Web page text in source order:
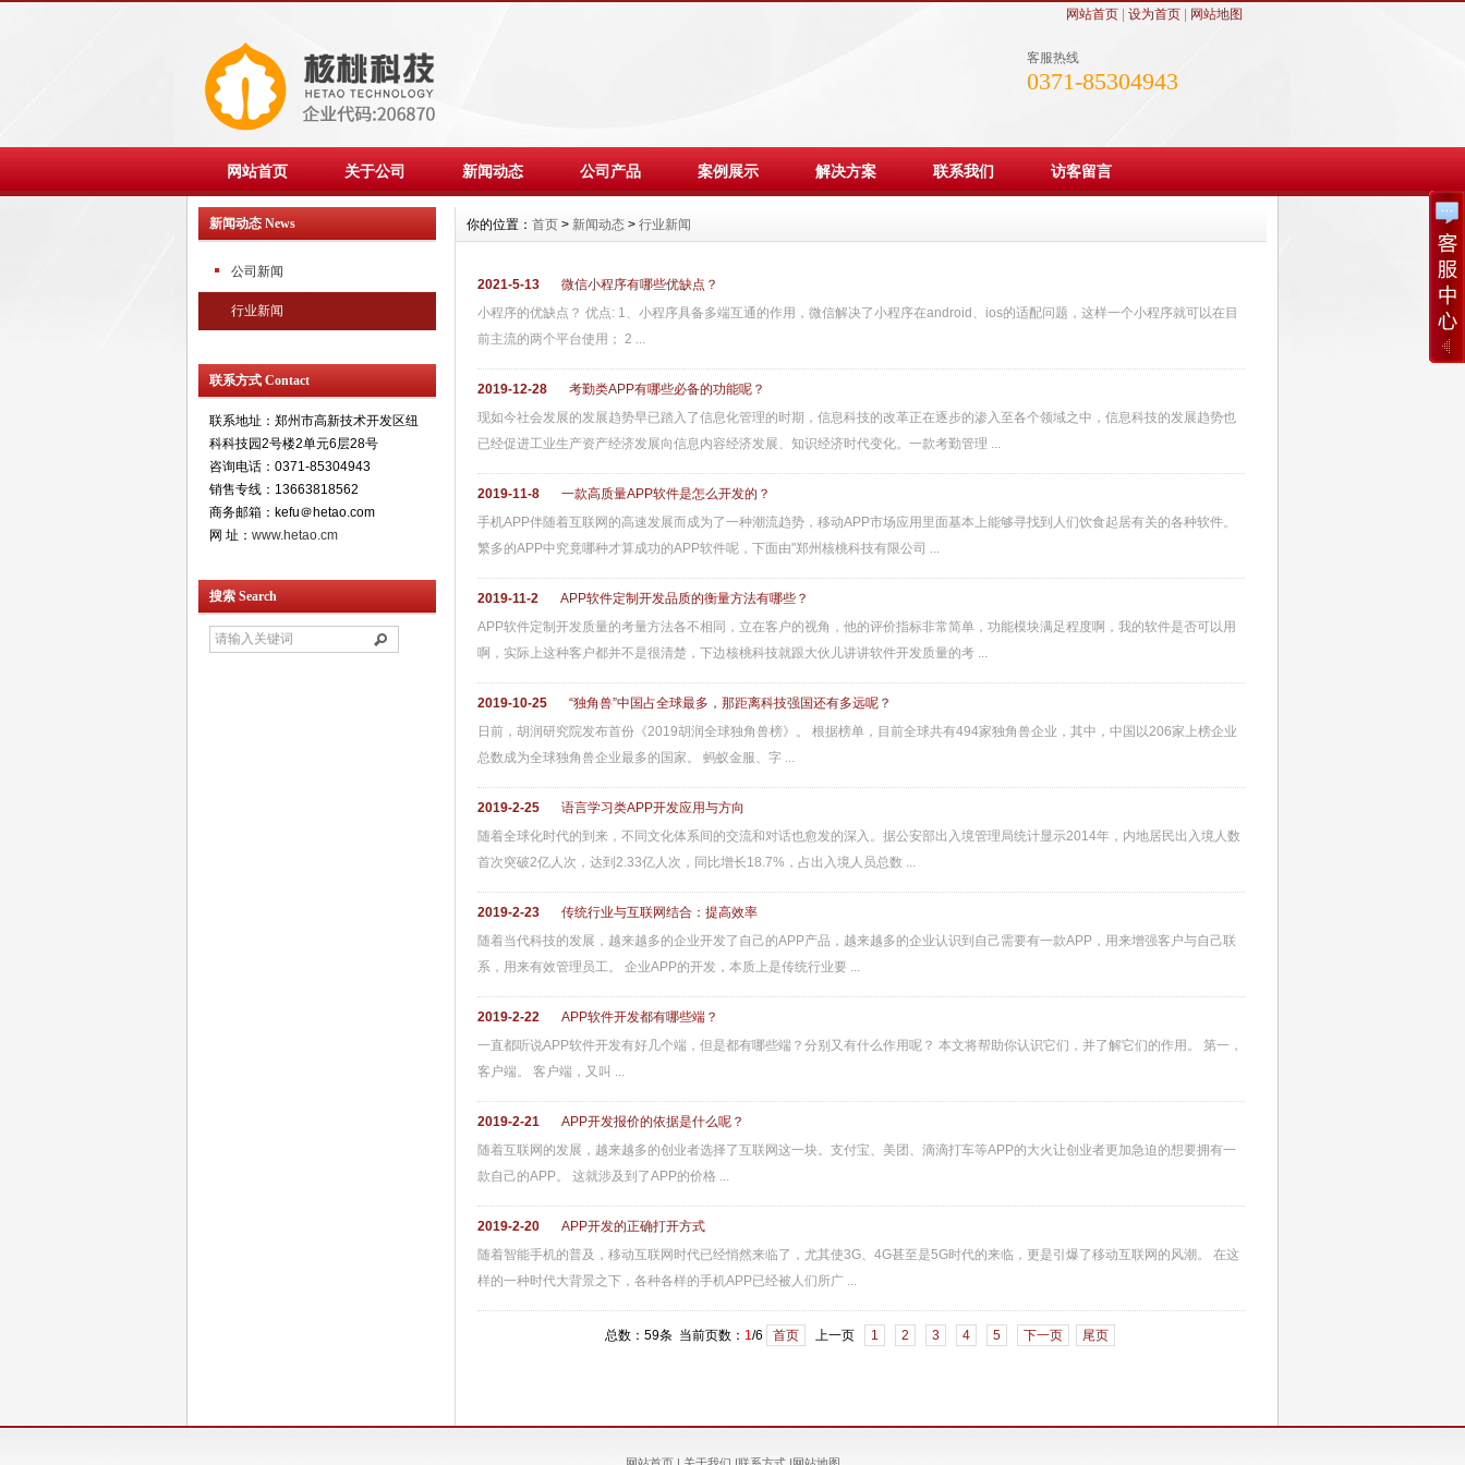
网站首页| 设为首页| 网站地图
客服热线
0371-85304943
网站首页 关于公司 新闻动态 公司产品 案例展示 解决方案 联系我们 访客留言
新闻动态 News
公司新闻
行业新闻
联系方式 Contact
联系地址：郑州市高新技术开发区纽
科科技园2号楼2单元6层28号
咨询电话：0371-85304943
销售专线：13663818562
商务邮箱：kefu＠hetao.com
网 址： www.hetao.cm
搜索 Search
你的位置： 首页 > 新闻动态 > 行业新闻
2021-5-13
微信小程序有哪些优缺点？
小程序的优缺点？ 优点: 1、小程序具备多端互通的作用，微信解决了小程序在android、ios的适配问题，这样一个小程序就可以在目
前主流的两个平台使用； 2 ...
2019-12-28
考勤类APP有哪些必备的功能呢？
现如今社会发展的发展趋势早已踏入了信息化管理的时期，信息科技的改革正在逐步的渗入至各个领域之中，信息科技的发展趋势也
已经促进工业生产资产经济发展向信息内容经济发展、知识经济时代变化。一款考勤管理 ...
2019-11-8
一款高质量APP软件是怎么开发的？
手机APP伴随着互联网的高速发展而成为了一种潮流趋势，移动APP市场应用里面基本上能够寻找到人们饮食起居有关的各种软件。
繁多的APP中究竟哪种才算成功的APP软件呢，下面由"郑州核桃科技有限公司 ...
2019-11-2
APP软件定制开发品质的衡量方法有哪些？
APP软件定制开发质量的考量方法各不相同，立在客户的视角，他的评价指标非常简单，功能模块满足程度啊，我的软件是否可以用
啊，实际上这种客户都并不是很清楚，下边核桃科技就跟大伙儿讲讲软件开发质量的考 ...
2019-10-25
“独角兽”中国占全球最多，那距离科技强国还有多远呢？
日前，胡润研究院发布首份《2019胡润全球独角兽榜》。 根据榜单，目前全球共有494家独角兽企业，其中，中国以206家上榜企业
总数成为全球独角兽企业最多的国家。 蚂蚁金服、字 ...
2019-2-25
语言学习类APP开发应用与方向
随着全球化时代的到来，不同文化体系间的交流和对话也愈发的深入。据公安部出入境管理局统计显示2014年，内地居民出入境人数
首次突破2亿人次，达到2.33亿人次，同比增长18.7%，占出入境人员总数 ...
2019-2-23
传统行业与互联网结合：提高效率
随着当代科技的发展，越来越多的企业开发了自己的APP产品，越来越多的企业认识到自己需要有一款APP，用来增强客户与自己联
系，用来有效管理员工。 企业APP的开发，本质上是传统行业要 ...
2019-2-22
APP软件开发都有哪些端？
一直都听说APP软件开发有好几个端，但是都有哪些端？分别又有什么作用呢？ 本文将帮助你认识它们，并了解它们的作用。 第一，
客户端。 客户端，又叫 ...
2019-2-21
APP开发报价的依据是什么呢？
随着互联网的发展，越来越多的创业者选择了互联网这一块。支付宝、美团、滴滴打车等APP的大火让创业者更加急迫的想要拥有一
款自己的APP。 这就涉及到了APP的价格 ...
2019-2-20
APP开发的正确打开方式
随着智能手机的普及，移动互联网时代已经悄然来临了，尤其使3G、4G甚至是5G时代的来临，更是引爆了移动互联网的风潮。 在这
样的一种时代大背景之下，各种各样的手机APP已经被人们所广 ...
总数：59条 当前页数： 1/6 首页 上一页 1 2 3 4 5 下一页 尾页